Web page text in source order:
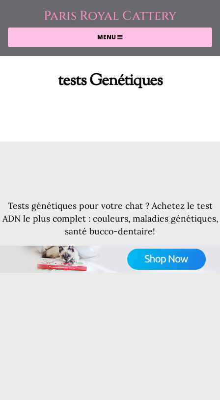
Paris Royal Cattery
MENU
tests Genétiques
Tests génétiques pour votre chat ? Achetez le test
ADN le plus complet : couleurs, maladies génétiques,
santé bucco-dentaire!